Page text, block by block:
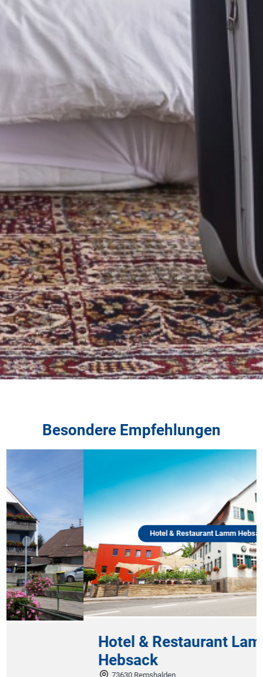
Besondere Empfehlungen
Hotel & Restaurant Lamm Hebsack
Hotel & Restaurant Lamm
73630 Remshalden